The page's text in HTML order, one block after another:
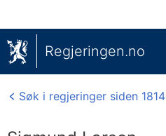
Regjeringen.no
Søk i regjeringer siden 1814